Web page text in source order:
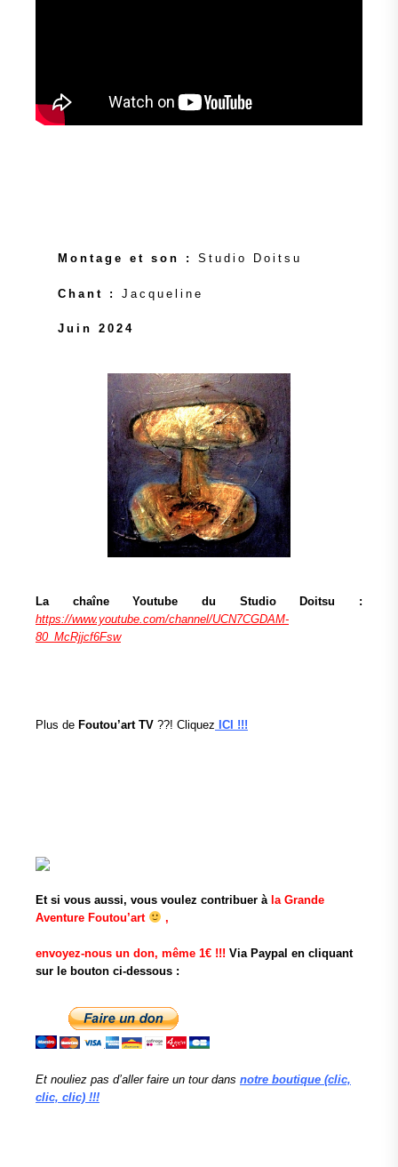
Montage et son : Studio Doitsu
Chant : Jacqueline
Juin 2024
La chaîne Youtube du Studio Doitsu :
https://www.youtube.com/channel/UCN7CGDAM-
80_McRjjcf6Fsw
Plus de Foutou’art TV ??! Cliquez ICI !!!
Et si vous aussi, vous voulez contribuer àla Grande
Aventure Foutou’art
,
envoyez-nous un don, même 1€ !!! Via Paypal en cliquant
sur le bouton ci-dessous :
Et nouliez pas d’aller faire un tour dans notre boutique (clic,
clic, clic) !!!